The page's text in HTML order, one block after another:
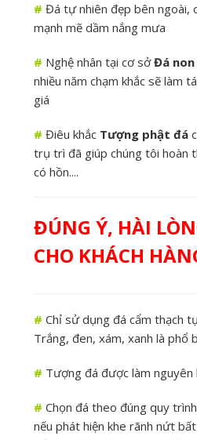
# Đá tự nhiên đẹp bên ngoài,
mạnh mẽ dầm nắng mưa
# Nghệ nhân tại cơ sởĐá
nhiều năm chạm khắc sẽ làm
giá
# Điêu khắc Tượng phật đá
trụ trì đã giúp chúng tôi hoàn
có hồn....
ĐÚNG Ý, HÀI
CHO KHÁCH
# Chỉ sử dụng đá cẩm thạch
Trắng, đen, xám, xanh là phổ
# Tượng đá được làm nguyên
# Chọn đá theo đúng quy
nếu phát hiện khe rãnh nứt